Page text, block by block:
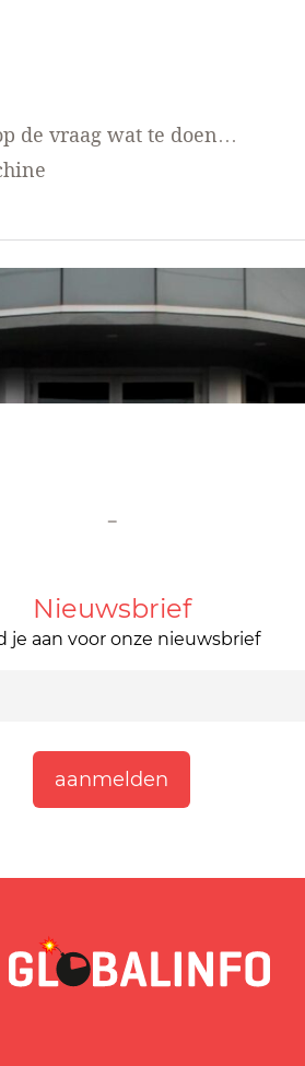
de vraag wat te doen…
-
Nieuwsbrief
je aan voor onze nieuwsbrief
GLOBALINFO.nl